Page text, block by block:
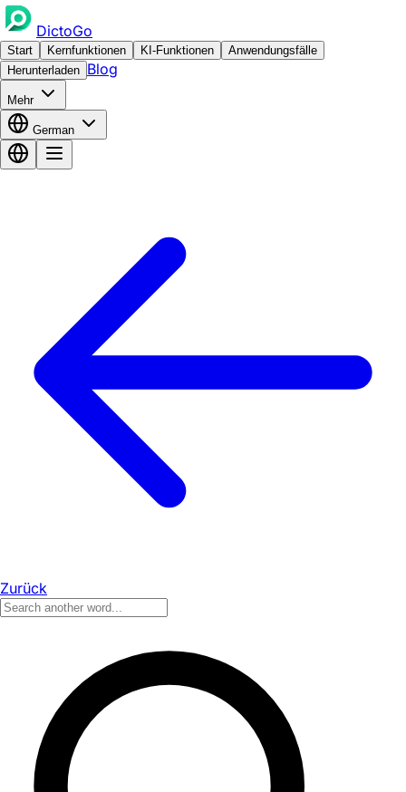
DictoGo
Start Kernfunktionen KI-Funktionen
Anwendungsfälle
Herunterladen Blog
Mehr
German
Zurück